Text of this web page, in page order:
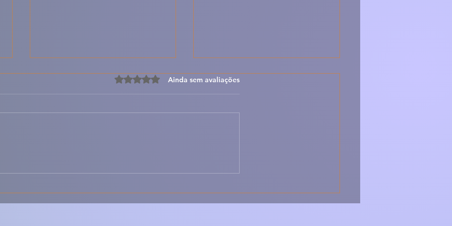
e Cultura
Avaliado com 0 de 5 estrelas.
Ainda sem avaliações